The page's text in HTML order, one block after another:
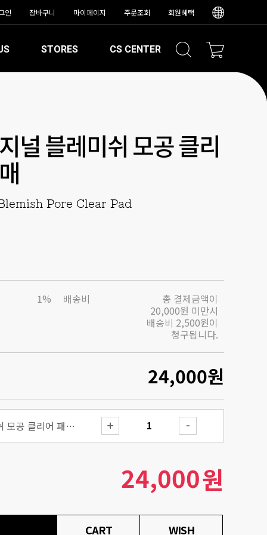
인 장바구니 마이페이지 주문조회 회원혜택
STORES CS CENTER
널 블레미쉬 모공 클리
Pore Clear Pad
1% 배송비
총 결제금액이
20,000원 미만시
배송비 2,500원이
청구됩니다.
24,000원
원스텝 오리지널 블레미쉬 모공 클리어 패드 100매
24,000원
CART WISH